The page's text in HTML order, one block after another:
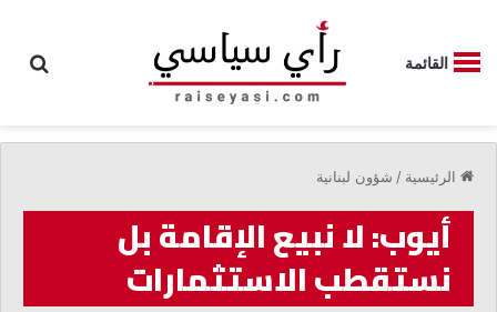
القائمة
الرئيسية / شؤون لبنانية
أيوب: لا نبيع الإقامة بل
نستقطب الاستثمارات